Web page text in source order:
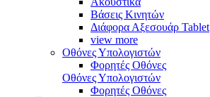
Βάσεις Κινητών
Διάφορα Αξεσουάρ Tablet
view more
Οθόνες Υπολογιστών
Φορητές Οθόνες
Οθόνες Υπολογιστών
Φορητές Οθόνες